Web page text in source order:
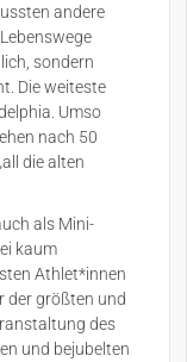
andere
sondern
Die weiteste
Umso
nach 50
die alten
als Mini-
kaum
Athlet*innen
der größten und
des
und bejubelten